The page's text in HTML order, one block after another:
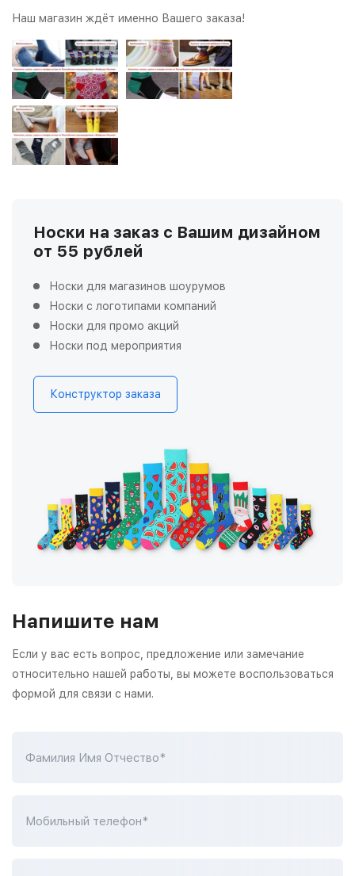
Наш магазин ждёт именно Вашего заказа!
Носки на заказ с Вашим дизайном
от 55 рублей
Носки для магазинов шоурумов
Носки с логотипами компаний
Носки для промо акций
Носки под мероприятия
Конструктор заказа
Напишите нам
Если у вас есть вопрос, предложение или замечание
относительно нашей работы, вы можете воспользоваться
формой для связи с нами.
Фамилия Имя Отчество*
Мобильный телефон*